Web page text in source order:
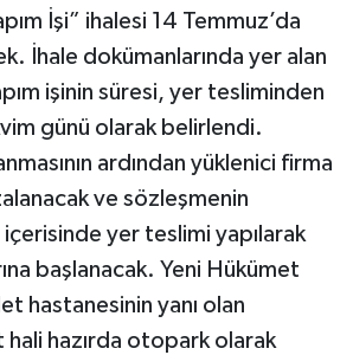
İşi” ihalesi 14 Temmuz’da
İhale dokümanlarında yer alan
işinin süresi, yer tesliminden
günü olarak belirlendi.
ardından yüklenici firma
ve sözleşmenin
içerisinde yer teslimi yapılarak
başlanacak. Yeni Hükümet
hastanesinin yanı olan
hali hazırda otopark olarak